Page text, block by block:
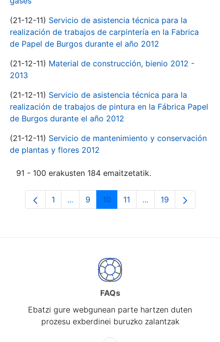
(21-12-11) Servicio de asistencia técnica para la
realización de trabajos de carpintería en la Fabrica
de Papel de Burgos durante el año 2012
(21-12-11) Material de construcción, bienio 2012 -
2013
(21-12-11) Servicio de asistencia técnica para la
realización de trabajos de pintura en la Fábrica Papel
de Burgos durante el año 2012
(21-12-11) Servicio de mantenimiento y conservación
de plantas y flores 2012
91 - 100 erakusten 184 emaitzetatik.
Orrialdea
1 ...Intermediate Pages Use TAB to
Orrialdea
9 Orrialdea
10 Orrialdea
11 ...Intermediate Pages
Orrialdea
19
FAQs
Ebatzi gure webgunean parte hartzen duten
prozesu exberdinei buruzko zalantzak